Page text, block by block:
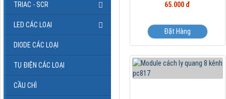
65.000 đ
Đặt Hàng
TRIAC - SCR
LED CÁC LOẠI
DIODE CÁC LOẠI
TỤ ĐIỆN CÁC LOẠI
CẦU CHÌ